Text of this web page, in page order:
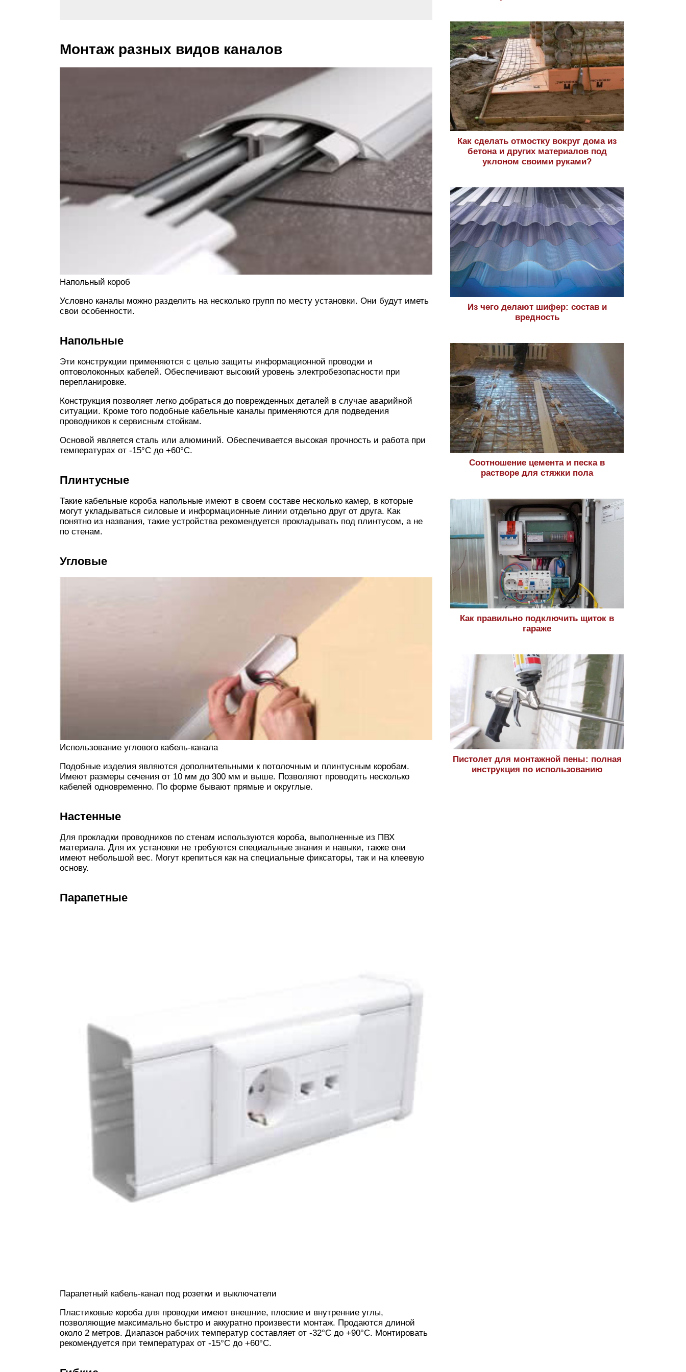
Монтаж разных видов каналов
Напольный короб
Условно каналы можно разделить на несколько групп по месту установки. Они будут иметь
свои особенности.
Напольные
Эти конструкции применяются с целью защиты информационной проводки и
оптоволоконных кабелей. Обеспечивают высокий уровень электробезопасности при
перепланировке.
Конструкция позволяет легко добраться до поврежденных деталей в случае аварийной
ситуации. Кроме того подобные кабельные каналы применяются для подведения
проводников к сервисным стойкам.
Основой является сталь или алюминий. Обеспечивается высокая прочность и работа при
температурах от -15°С до +60°С.
Плинтусные
Такие кабельные короба напольные имеют в своем составе несколько камер, в которые
могут укладываться силовые и информационные линии отдельно друг от друга. Как
понятно из названия, такие устройства рекомендуется прокладывать под плинтусом, а не
по стенам.
Угловые
Использование углового кабель-канала
Подобные изделия являются дополнительными к потолочным и плинтусным коробам.
Имеют размеры сечения от 10 мм до 300 мм и выше. Позволяют проводить несколько
кабелей одновременно. По форме бывают прямые и округлые.
Настенные
Для прокладки проводников по стенам используются короба, выполненные из ПВХ
материала. Для их установки не требуются специальные знания и навыки, также они
имеют небольшой вес. Могут крепиться как на специальные фиксаторы, так и на клеевую
основу.
Парапетные
Парапетный кабель-канал под розетки и выключатели
Пластиковые короба для проводки имеют внешние, плоские и внутренние углы,
позволяющие максимально быстро и аккуратно произвести монтаж. Продаются длиной
около 2 метров. Диапазон рабочих температур составляет от -32°С до +90°С. Монтировать
рекомендуется при температурах от -15°С до +60°С.
Как сделать отмостку вокруг дома из
бетона и других материалов под
уклоном своими руками?
Из чего делают шифер: состав и
вредность
Соотношение цемента и песка в
растворе для стяжки пола
Как правильно подключить щиток в
гараже
Пистолет для монтажной пены: полная
инструкция по использованию